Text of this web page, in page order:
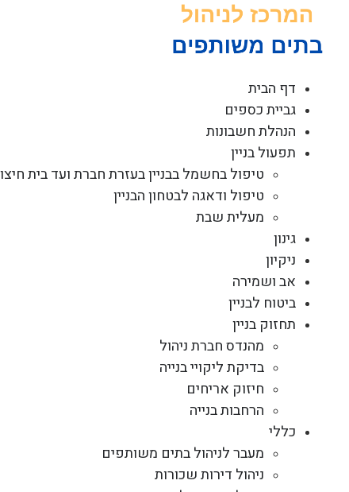
דף הבית
גביית כספים
הנהלת חשבונות
תפעול בניין
טיפול בחשמל בבניין בעזרת חברת ועד בית
טיפול ודאגה לבטחון הבניין
מעלית שבת
גינון
ניקיון
אב ושמירה
ביטוח לבניין
תחזוק בניין
מהנדס חברת ניהול
בדיקת ליקויי בנייה
חיזוק אריחים
הרחבות בנייה
כללי
מעבר לניהול בתים משותפים
ניהול דירות שכורות